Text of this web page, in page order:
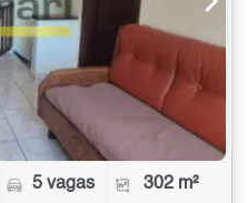
5 vagas 302 m²